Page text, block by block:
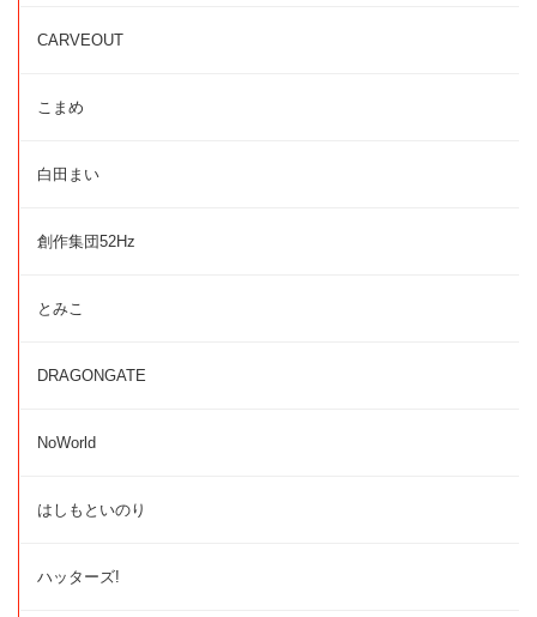
CARVEOUT
こまめ
白田まい
創作集団52Hz
とみこ
DRAGONGATE
NoWorld
はしもといのり
ハッターズ!